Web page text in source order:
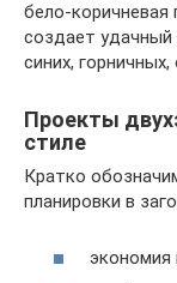
бело-коричневая
создает
синих,
Проекты
стиле
Кратко
планировки в
экономия